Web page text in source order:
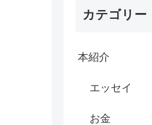
カテゴリー
本紹介
エッセイ
お金